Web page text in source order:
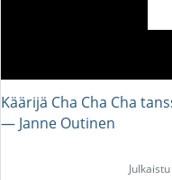
Käärijä Cha Cha Cha
― Janne Outinen